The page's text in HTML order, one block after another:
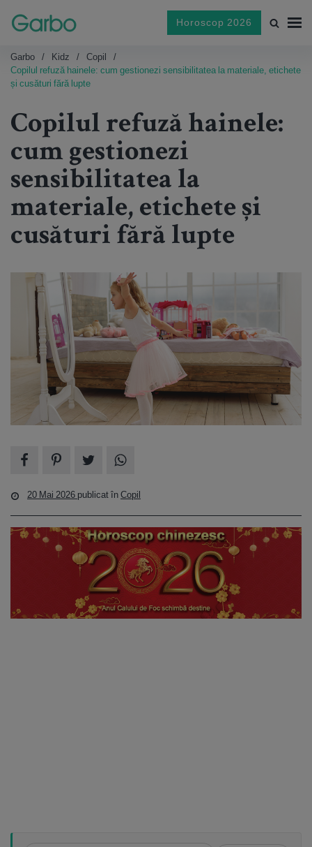
Horoscop 2026
Garbo Kidz
Copil
Copilul refuză hainele: cum gestionezi sensibilitatea la materiale, etichete
și cusături fără lupte
Copilul refuză hainele:
cum gestionezi
sensibilitatea la
materiale, etichete și
cusături fără lupte
20 Mai 2026 publicat înCopil